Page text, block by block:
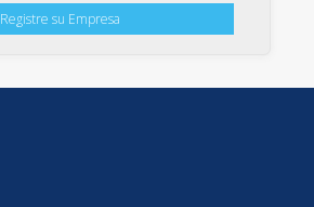
Registre su Empresa